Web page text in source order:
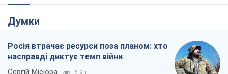
Думки
Росія втрачає ресурси поза планом: хто
насправді диктує темп війни
Сергій Місюра